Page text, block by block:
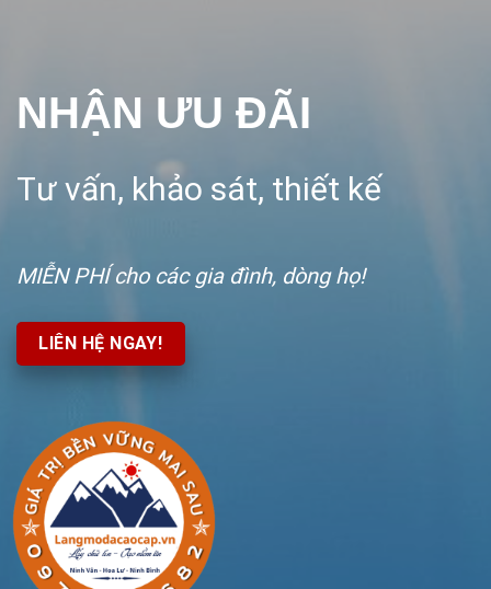
NHẬN ƯU ĐÃI
Tư vấn, khảo sát, thiết kế
MIỄN PHÍ cho các gia đình, dòng họ!
LIÊN HỆ NGAY!